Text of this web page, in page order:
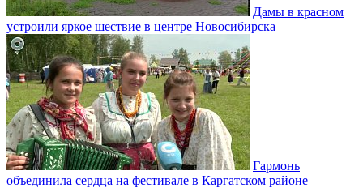
Дамы в красном
устроили яркое шествие в центре Новосибирска
Гармонь
объединила сердца на фестивале в Каргатском районе